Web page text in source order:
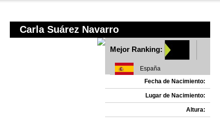
Carla Suárez Navarro
Mejor Ranking:
España
Fecha de Nacimiento:
Lugar de Nacimiento:
Altura: